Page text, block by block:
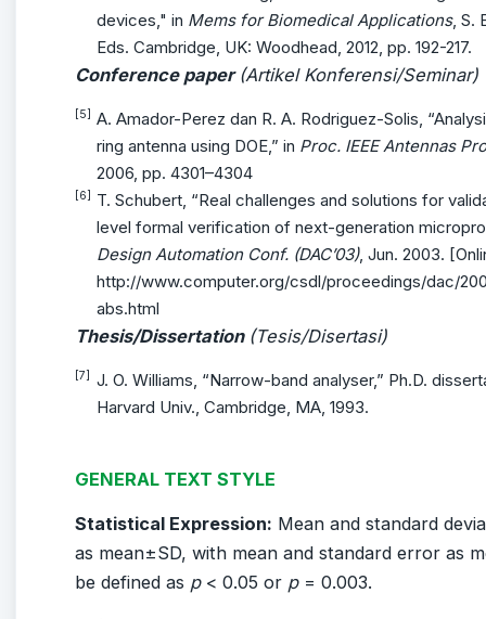
devices," in Mems for Biomedical Applications, S.
Eds. Cambridge, UK: Woodhead, 2012, pp. 192-217.
Conference paper (Artikel Konferensi/Seminar)
[5] A. Amador-Perez dan R. A. Rodriguez-Solis,
ring antenna using DOE,” in Proc. IEEE Antennas
2006, pp. 4301–4304
[6]
T. Schubert, “Real challenges and solutions for
level formal verification of next-generation
Design Automation Conf. (DAC’03), Jun. 2003.
http://www.computer.org/csdl/proceedings/dac/
abs.html
Thesis/Dissertation (Tesis/Disertasi)
[7]
J. O. Williams, “Narrow-band analyser,” Ph.D.
Harvard Univ., Cambridge, MA, 1993.
GENERAL TEXT STYLE
Statistical Expression: Mean and standard
as mean±SD, with mean and standard error as
be defined as p< 0.05 or p= 0.003.